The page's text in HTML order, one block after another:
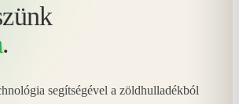
.
segítségével a zöldhulladékból